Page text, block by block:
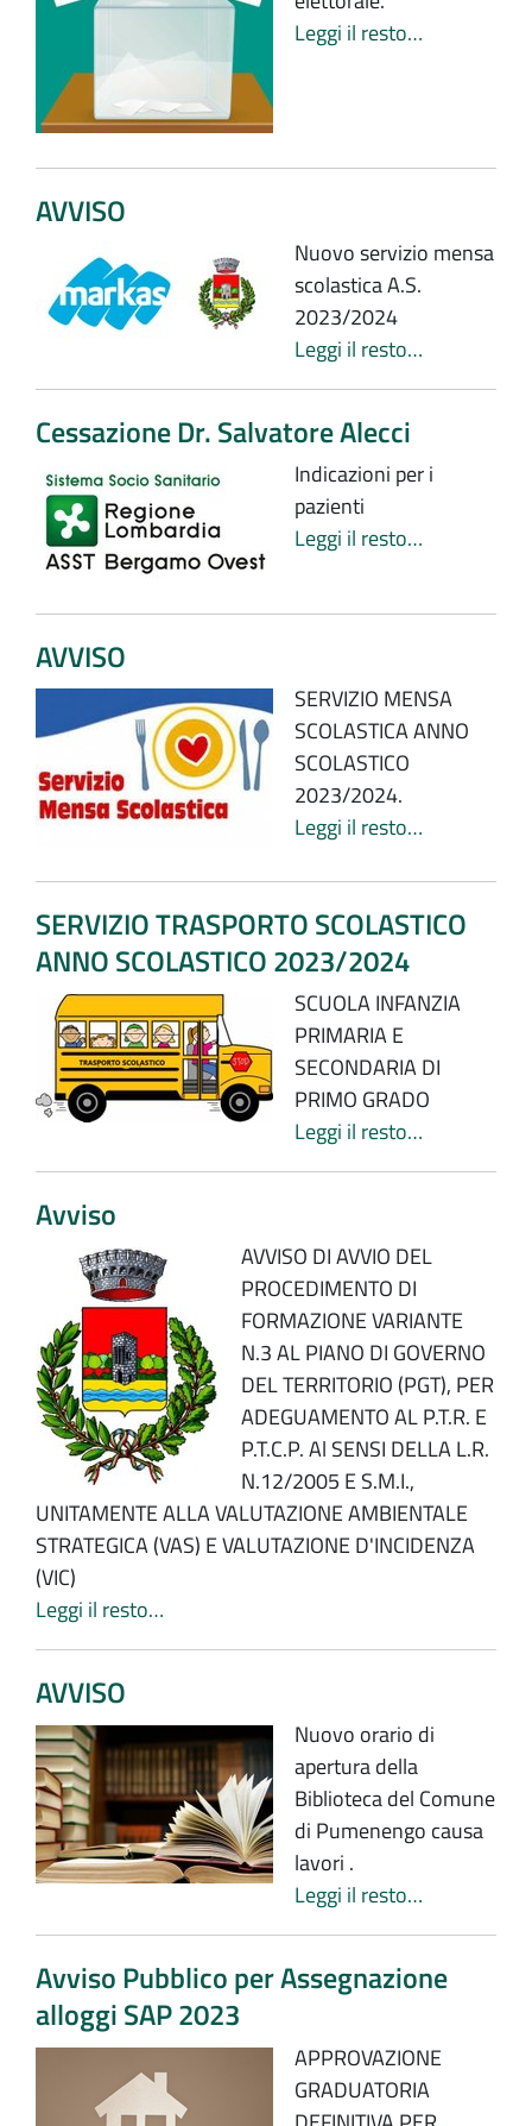
Leggi il resto…
AVVISO
Nuovo servizio mensa
scolastica A.S.
2023/2024
Leggi il resto…
Cessazione Dr. Salvatore Alecci
Indicazioni per i
pazienti
Leggi il resto…
AVVISO
SERVIZIO MENSA
SCOLASTICA ANNO
SCOLASTICO
2023/2024.
Leggi il resto…
SERVIZIO TRASPORTO SCOLASTICO
ANNO SCOLASTICO 2023/2024
SCUOLA INFANZIA
PRIMARIA E
SECONDARIA DI
PRIMO GRADO
Leggi il resto…
Avviso
AVVISO DI AVVIO DEL
PROCEDIMENTO DI
FORMAZIONE VARIANTE
N.3 AL PIANO DI GOVERNO
DEL TERRITORIO (PGT), PER
ADEGUAMENTO AL P.T.R. E
P.T.C.P. Al SENSI DELLA L.R.
N.12/2005 E S.M.I.,
UNITAMENTE ALLA VALUTAZIONE AMBIENTALE
STRATEGICA (VAS) E VALUTAZIONE D'INCIDENZA
(VIC)
Leggi il resto…
AVVISO
Nuovo orario di
apertura della
Biblioteca del Comune
di Pumenengo causa
lavori .
Leggi il resto…
Avviso Pubblico per Assegnazione
alloggi SAP 2023
APPROVAZIONE
GRADUATORIA